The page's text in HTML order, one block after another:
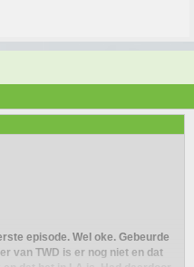
episode. Wel oke. Gebeurde
van TWD is er nog niet en dat